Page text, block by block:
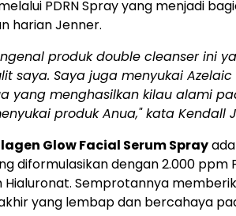
PDRN Spray yang menjadi
harian Jenner.
produk double cleanser ini
saya. Saya juga menyukai
yang menghasilkan kilau alami
produk Anua,"kata Kendall
Glow Facial Serum Spray
diformulasikan dengan 2.000 ppm
Hialuronat. Semprotannya
yang lembap dan bercahaya